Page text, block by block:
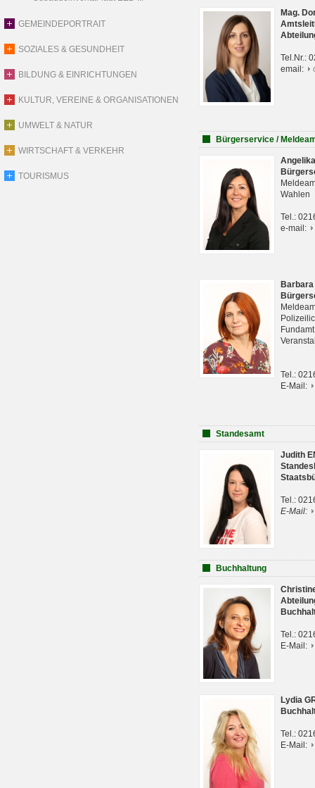
GEMEINDEPORTRAIT
SOZIALES & GESUNDHEIT
BILDUNG & EINRICHTUNGEN
KULTUR, VEREINE & ORGANISATIONEN
UMWELT & NATUR
WIRTSCHAFT & VERKEHR
TOURISMUS
Mag.
Tel.Nr.:
email:
Bürgerservice /
Wahlen
Tel.:
e-mail:
Tel.:
E-Mail:
Standesamt
Judith
Tel.:
E-Mail:
Buchhaltung
Tel.:
E-Mail:
Lydia
Tel.:
E-Mail: